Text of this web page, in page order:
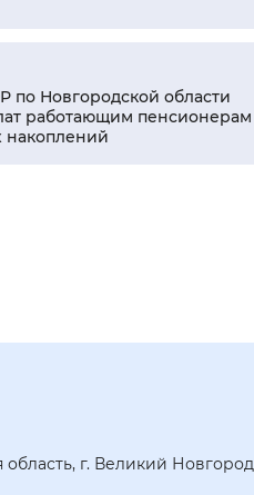
по Новгородской области
работающим
накоплений
область, г. Великий